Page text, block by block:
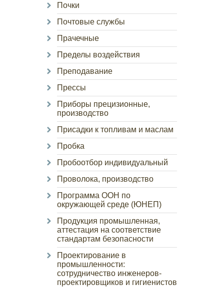
Почки
Почтовые службы
Прачечные
Пределы воздействия
Преподавание
Прессы
Приборы прецизионные,
производство
Присадки к топливам и маслам
Пробка
Пробоотбор индивидуальный
Проволока, производство
Программа ООН по
окружающей среде (ЮНЕП)
Продукция промышленная,
аттестация на соответствие
стандартам безопасности
Проектирование в
промышленности:
сотрудничество инженеров-
проектировщиков и гигиенистов